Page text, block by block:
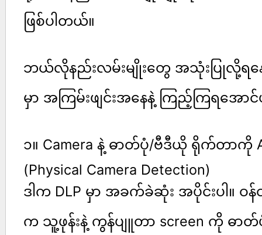
ဖြစ်ပါတယ်။
ဘယ်လိုနည်းလမ်းမျိုးတွေ အသုံးပြုလို့ရ
မှာ အကြမ်းဖျင်းအနေနဲ့ ကြည့်ကြရအောင်
၁။ Camera နဲ့ ဓာတ်ပုံ/ဗီဒီယို ရိုက်တာကို
(Physical Camera Detection)
ဒါက DLP မှာ အခက်ခဲဆုံး အပိုင်းပါ။
က သူ့ဖုန်းနဲ့ ကွန်ပျူတာ screen ကို ဓာ